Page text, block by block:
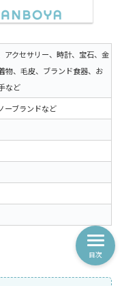
アクセサリー、時計、宝石、金
物、毛皮、ブランド食器、お
など
ーブランドなど
目次